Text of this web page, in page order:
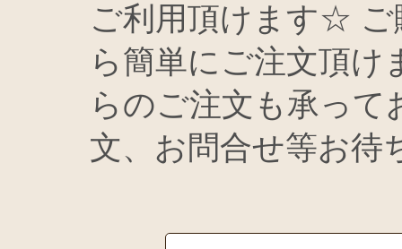
ご利用頂けます☆ ご
ら簡単にご注文頂
らのご注文も承っ
文、お問合せ等お待